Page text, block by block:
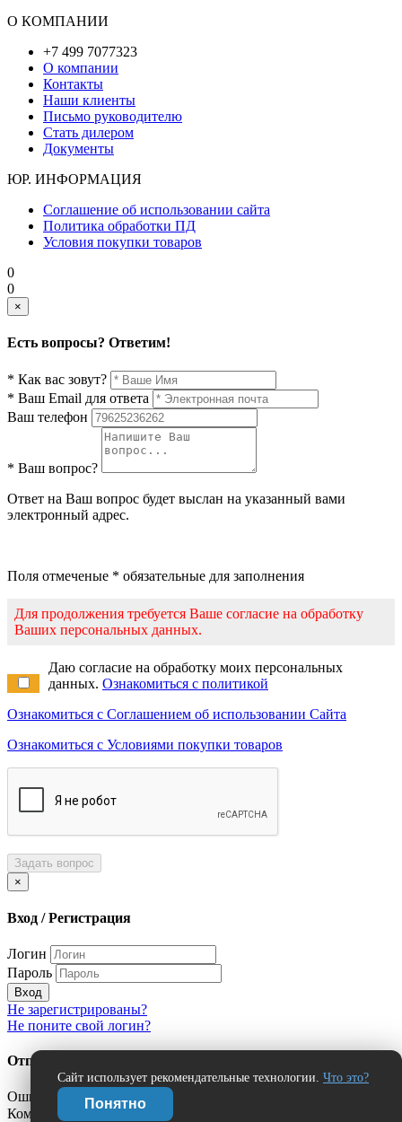
О КОМПАНИИ
+7 499 7077323
О компании
Контакты
Наши клиенты
Письмо руководителю
Стать дилером
Документы
ЮР. ИНФОРМАЦИЯ
Соглашение об использовании сайта
Политика обработки ПД
Условия покупки товаров
Сайт использует рекомендательные технологии. Что это?
Понятно
0
0
×
Есть вопросы? Ответим!
* Как вас зовут?
* Ваш Email для ответа
Ваш телефон
* Ваш вопрос?
Ответ на Ваш вопрос будет выслан на указанный вами
электронный адрес.
Поля отмеченые * обязательные для заполнения
Для продолжения требуется Ваше согласие на обработку
Ваших персональных данных.
Даю согласие на обработку моих персональных
данных. Ознакомиться с политикой
Ознакомиться с Соглашением об использовании Сайта
Ознакомиться с Условиями покупки товаров
Задать вопрос
×
Вход / Регистрация
Логин
Пароль
Вход
Не зарегистрированы?
Не поните свой логин?
Отправить сообщение об ошибке?
Ошибка:
Комментарий (дополнительно)